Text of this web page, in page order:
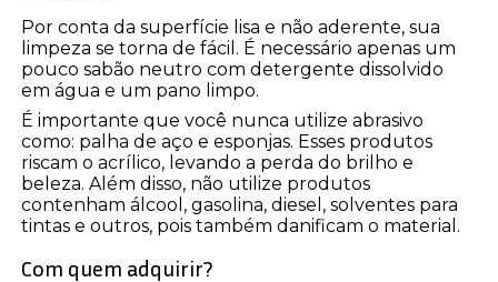
Por conta da superfície lisa e não aderente, sua
limpeza se torna de fácil. É necessário apenas um
pouco sabão neutro com detergente dissolvido
em água e um pano limpo.
É importante que você nunca utilize abrasivo
como: palha de aço e esponjas. Esses produtos
riscam o acrílico, levando a perda do brilho e
beleza. Além disso, não utilize produtos
contenham álcool, gasolina, diesel, solventes para
tintas e outros, pois também danificam o material.
Com quem adquirir?